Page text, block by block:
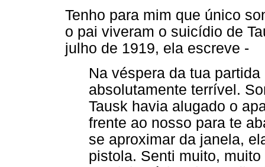
Tenho para mim que único
o pai viveram o suicídio de
julho de 1919, ela escreve -
Na véspera da tua
absolutamente terrível.
Tausk havia alugado o
frente ao nosso para te
se aproximar da janela,
pistola. Senti muito,